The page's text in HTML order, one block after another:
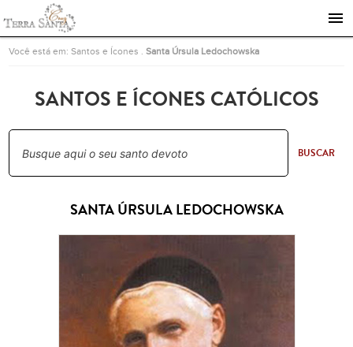
Ir para a página inicial
Você está em:Santos e Ícones .Santa Úrsula Ledochowska
SANTOS E ÍCONES CATÓLICOS
BUSCAR
SANTA ÚRSULA LEDOCHOWSKA